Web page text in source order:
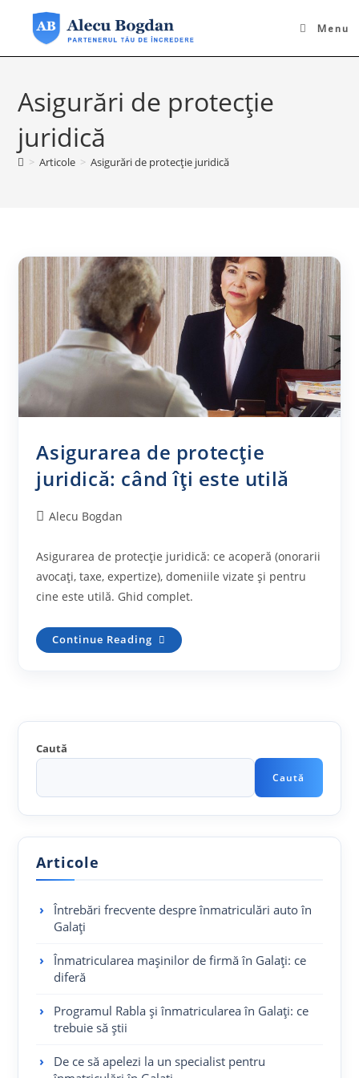
Menu
Asigurări de protecție
juridică
> Articole > Asigurări de protecție juridică
Asigurarea de protecție
juridică: când îți este utilă
PostAlecu Bogdan
Asigurarea de protecție juridică: ce acoperă (onorarii
avocați, taxe, expertize), domeniile vizate și pentru
cine este utilă. Ghid complet.
Continue Reading Asigurarea
De
Utilă
Caută
Caută
Articole
Întrebări frecvente despre înmatriculări auto în
Galați
Înmatricularea mașinilor de firmă în Galați: ce
diferă
Programul Rabla și înmatricularea în Galați: ce
trebuie să știi
De ce să apelezi la un specialist pentru